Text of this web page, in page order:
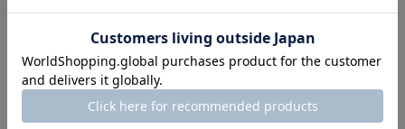
NEW NEW
BARNEYS NEW YORK